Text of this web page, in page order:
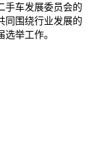
手车发展委员会的
同围绕行业发展的
举工作。